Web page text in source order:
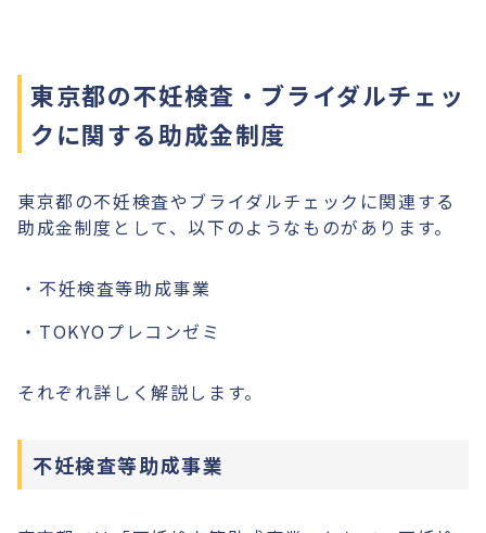
東京都の不妊検査・ブライダルチェッ
クに関する助成金制度
東京都の不妊検査やブライダルチェックに関連する
助成金制度として、以下のようなものがあります。
不妊検査等助成事業
TOKYOプレコンゼミ
それぞれ詳しく解説します。
不妊検査等助成事業